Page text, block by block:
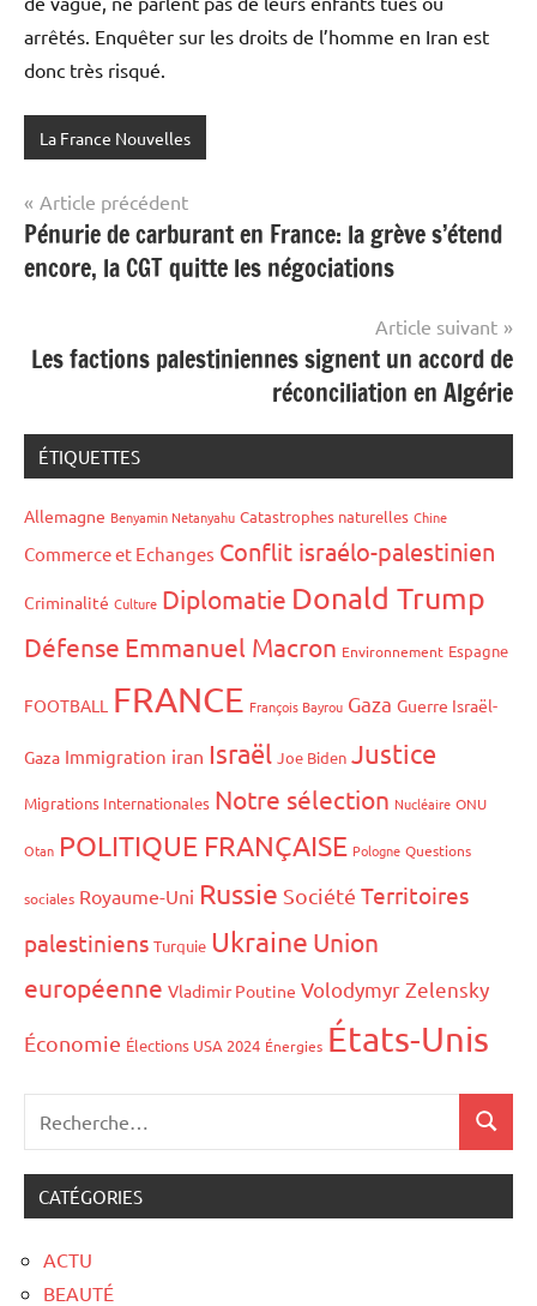
arrêtés. Enquêter sur les droits de l’homme en Iran est
donc très risqué.
La France Nouvelles
Navigation
de
l’article
Article précédent
Pénurie de carburant en France: la grève s’étend
encore, la CGT quitte les négociations
Article suivant
Les factions palestiniennes signent un accord de
réconciliation en Algérie
ÉTIQUETTES
Allemagne Benyamin Netanyahu Catastrophes naturelles Chine
Commerce et Echanges Conflit israélo-palestinien
Criminalité Culture Diplomatie Donald Trump
Défense Emmanuel Macron Environnement Espagne
FOOTBALL FRANCE François Bayrou Gaza Guerre Israël-
Gaza Immigration iran Israël Joe Biden Justice
Migrations Internationales Notre sélection Nucléaire ONU
Otan POLITIQUE FRANÇAISE Pologne Questions
sociales Royaume-Uni Russie Société Territoires
palestiniens Turquie Ukraine Union
européenne Vladimir Poutine Volodymyr Zelensky
Économie Élections USA 2024 Énergies États-Unis
CATÉGORIES
ACTU
BEAUTÉ